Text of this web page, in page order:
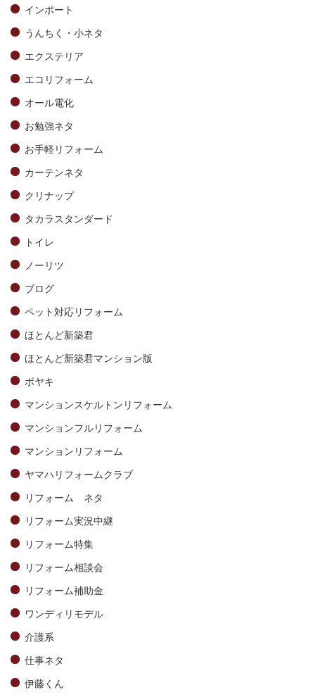
インポート
うんちく・小ネタ
エクステリア
エコリフォーム
オール電化
お勉強ネタ
お手軽リフォーム
カーテンネタ
クリナップ
タカラスタンダード
トイレ
ノーリツ
ブログ
ペット対応リフォーム
ほとんど新築君
ほとんど新築君マンション版
ボヤキ
マンションスケルトンリフォーム
マンションフルリフォーム
マンションリフォーム
ヤマハリフォームクラブ
リフォーム ネタ
リフォーム実況中継
リフォーム特集
リフォーム相談会
リフォーム補助金
ワンディリモデル
介護系
仕事ネタ
伊藤くん